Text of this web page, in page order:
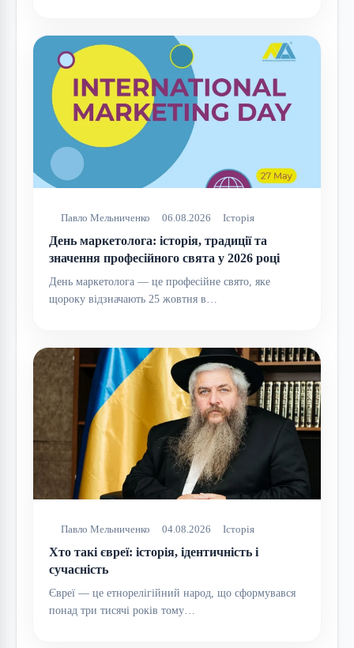
Павло Мельниченко 06.08.2026 Історія
День маркетолога: історія, традиції та
значення професійного свята у 2026 році
День маркетолога — це професійне свято, яке
щороку відзначають 25 жовтня в…
Павло Мельниченко 04.08.2026 Історія
Хто такі євреї: історія, ідентичність і
сучасність
Євреї — це етнорелігійний народ, що сформувався
понад три тисячі років тому…